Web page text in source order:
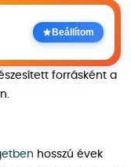
Beállítom
forrásként a
hosszú évek